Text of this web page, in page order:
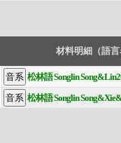
材料明細（語言
松林語 Songlin
松林語 Songlin